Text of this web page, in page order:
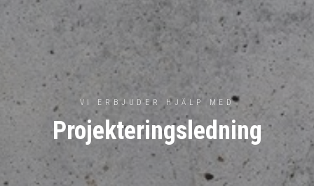
VI ERBJUDER HJÄLP MED
Projekteringsledning